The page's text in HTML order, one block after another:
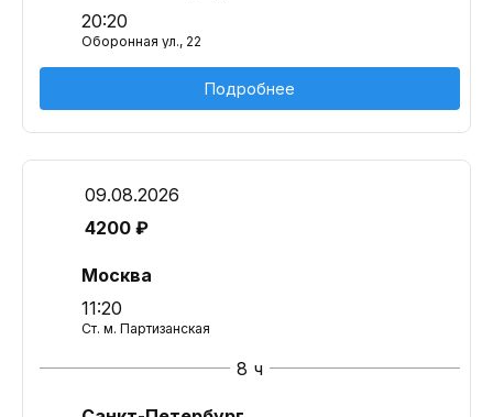
20:20
Оборонная ул., 22
Подробнее
09.08.2026
4200 ₽
Москва
11:20
Ст. м. Партизанская
8 ч